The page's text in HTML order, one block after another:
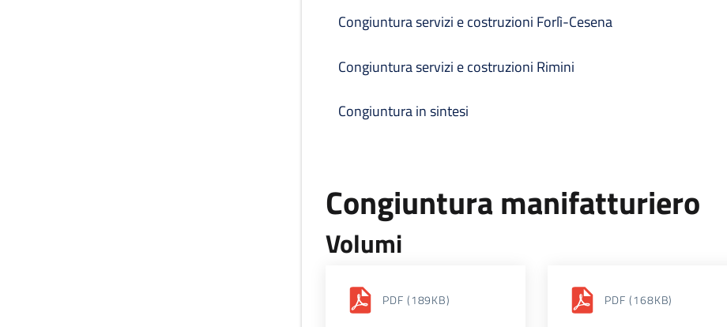
Congiuntura servizi e costruzioni Forlì-Cesena
Congiuntura servizi e costruzioni Rimini
Congiuntura in sintesi
Congiuntura manifatturiero
Volumi
PDF (189KB) PDF (168KB)